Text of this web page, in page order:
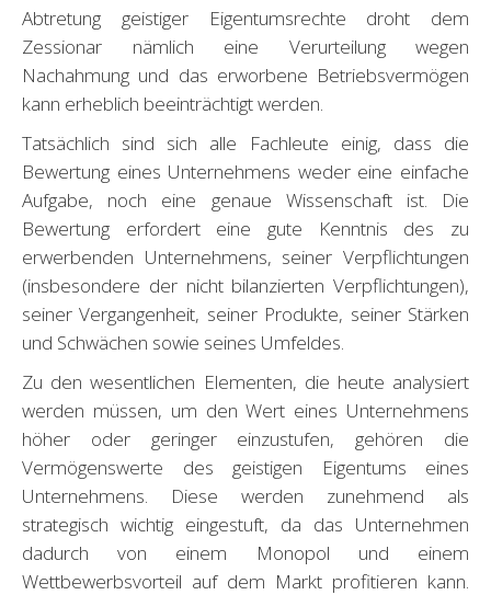
Abtretung geistiger Eigentumsrechte droht dem
Zessionar nämlich eine Verurteilung wegen
Nachahmung und das erworbene Betriebsvermögen
kann erheblich beeinträchtigt werden.
Tatsächlich sind sich alle Fachleute einig, dass die
Bewertung eines Unternehmens weder eine einfache
Aufgabe, noch eine genaue Wissenschaft ist. Die
Bewertung erfordert eine gute Kenntnis des zu
erwerbenden Unternehmens, seiner Verpflichtungen
(insbesondere der nicht bilanzierten Verpflichtungen),
seiner Vergangenheit, seiner Produkte, seiner Stärken
und Schwächen sowie seines Umfeldes.
Zu den wesentlichen Elementen, die heute analysiert
werden müssen, um den Wert eines Unternehmens
höher oder geringer einzustufen, gehören die
Vermögenswerte des geistigen Eigentums eines
Unternehmens. Diese werden zunehmend als
strategisch wichtig eingestuft, da das Unternehmen
dadurch von einem Monopol und einem
Wettbewerbsvorteil auf dem Markt profitieren kann.